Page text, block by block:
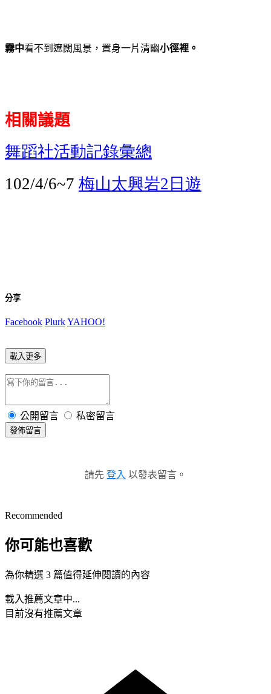
霧中看不到遼闊風景，置身一片清幽小徑裡。
相關議題
舞蹈社活動記錄彙總
102/4/6~7 梅山太興岩2 日遊
分享
Facebook PlurkYAHOO!
載入更多
公開留言 私密留言
發佈留言
請先 登入 以發表留言。
Recommended
你可能也喜歡
為你精選 3 篇值得延伸閱讀的內容
載入推薦文章中...
目前沒有推薦文章